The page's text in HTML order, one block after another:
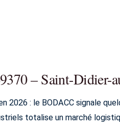
– Saint-Didier-
2026 : le BODACC signale
totalise un marché